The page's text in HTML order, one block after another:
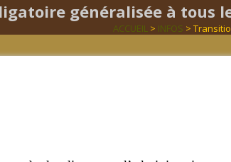
généralisée à tous
ACCUEIL > INFOS >